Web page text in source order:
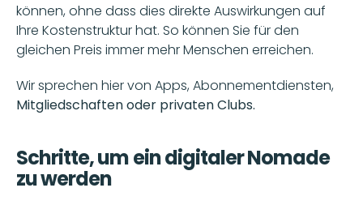
können, ohne dass dies direkte Auswirkungen auf
Ihre Kostenstruktur hat. So können Sie für den
gleichen Preis immer mehr Menschen erreichen.
Wir sprechen hier von Apps, Abonnementdiensten,
Mitgliedschaften oder privaten Clubs.
Schritte, um ein digitaler Nomade
zu werden